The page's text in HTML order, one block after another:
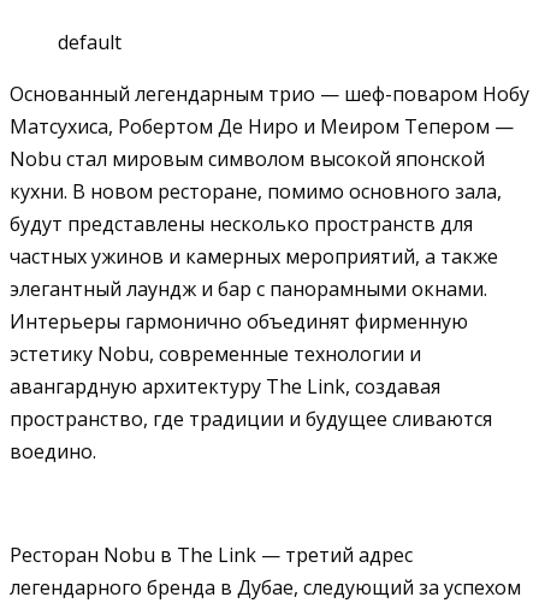
default
Основанный легендарным трио — шеф-поваром Нобу
Матсухиса, Робертом Де Ниро и Меиром Тепером —
Nobu стал мировым символом высокой японской
кухни. В новом ресторане, помимо основного зала,
будут представлены несколько пространств для
частных ужинов и камерных мероприятий, а также
элегантный лаундж и бар с панорамными окнами.
Интерьеры гармонично объединят фирменную
эстетику Nobu, современные технологии и
авангардную архитектуру The Link, создавая
пространство, где традиции и будущее сливаются
воедино.
Ресторан Nobu в The Link — третий адрес
легендарного бренда в Дубае, следующий за успехом